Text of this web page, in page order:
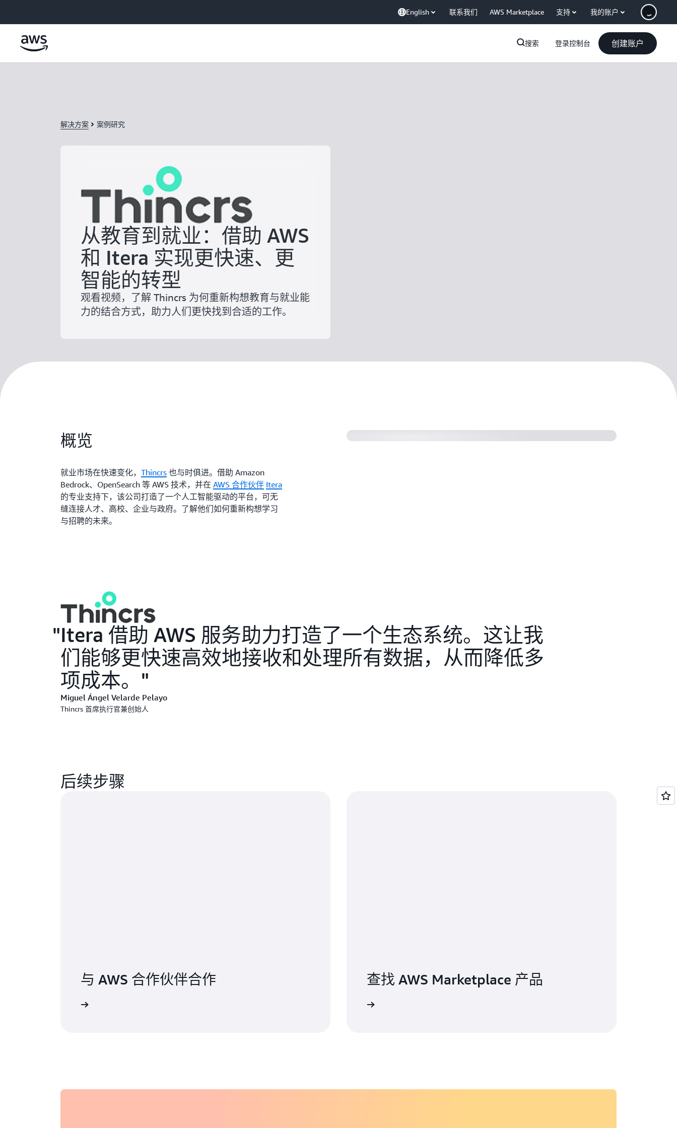
English 联系我们 AWS Marketplace 支持 我的账户
搜索 登录控制台 创建账户
解决方案 案例研究
从教育到就业：借助 AWS
和 Itera 实现更快速、更
智能的转型
观看视频，了解 Thincrs 为何重新构想教育与就业能
力的结合方式，助力人们更快找到合适的工作。
概览
就业市场在快速变化，Thincrs 也与时俱进。借助 Amazon
Bedrock、OpenSearch 等 AWS 技术，并在AWS 合作伙伴 Itera
的专业支持下，该公司打造了一个人工智能驱动的平台，可无
缝连接人才、高校、企业与政府。了解他们如何重新构想学习
与招聘的未来。
Itera 借助 AWS 服务助力打造了一个生态系统。这让我
们能够更快速高效地接收和处理所有数据，从而降低多
项成本。
Miguel Ángel Velarde Pelayo
Thincrs 首席执行官兼创始人
后续步骤
与 AWS 合作伙伴合作 查找 AWS Marketplace 产品